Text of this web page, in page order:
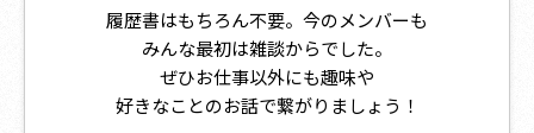
履歴書はもちろん不要。今のメンバーも
みんな最初は雑談からでした。
ぜひお仕事以外にも趣味や
好きなことのお話で繋がりましょう！